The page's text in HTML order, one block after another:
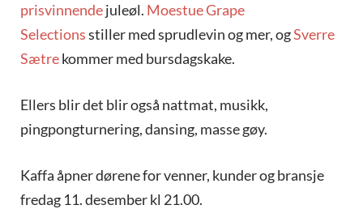
prisvinnendejuleøl. Moestue Grape
Selectionsstiller med sprudlevin og mer, ogSverre
Sætrekommer med bursdagskake.
Ellers blir det blir også nattmat, musikk,
pingpongturnering, dansing, masse gøy.
Kaffa åpner dørene for venner, kunder og bransje
fredag 11. desember kl 21.00.